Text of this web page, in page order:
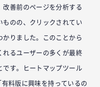
善前のページを分析する
ものの、クリックされてい
かりました。このことから
れるユーザーの多くが最終
です。ヒートマップツール
有料版に興味を持っているの